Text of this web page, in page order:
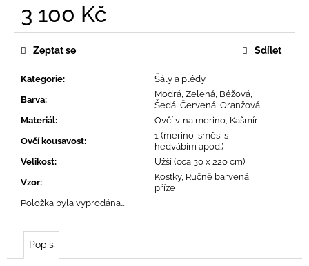
3 100 Kč
Měrná
cena:
Kategorie:
Šály a plédy
Barva:
Modrá, Zelená, Béžová,
Šedá, Červená, Oranžová
Materiál:
Ovčí vlna merino, Kašmír
Ovčí kousavost:
1 (merino, směsi s
hedvábím apod.)
Velikost:
Užší (cca 30 x 220 cm)
Vzor:
Kostky, Ručně barvená
příze
Položka byla vyprodána…
Zeptat se Sdílet
Popis
u
m
e